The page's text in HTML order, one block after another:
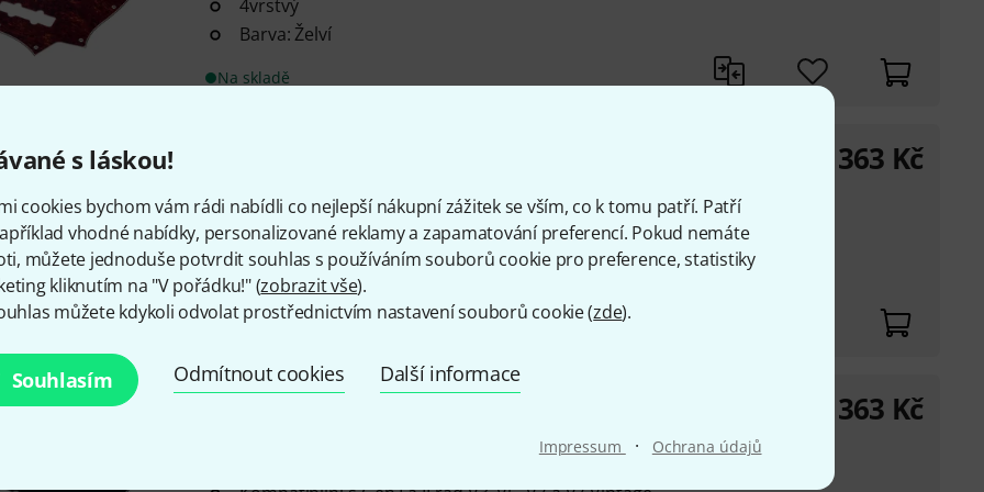
s láskou!
cookies bychom vám rádi nabídli co nejlepší nákupní zážitek se vším, co k tomu patří. Patří
vhodné nabídky, personalizované reklamy a zapamatování preferencí. Pokud nemáte
můžete jednoduše potvrdit souhlas s používáním souborů cookie pro preference, statistiky
kliknutím na "V pořádku!" (zobrazit vše).
můžete kdykoli odvolat prostřednictvím nastavení souborů cookie (zde).
Souhlasím Odmítnout cookies Další informace
Impressum · Ochrana údajů
4vrstvý
Barva: Želví
Na skladě
Vhodné pro 4strunné modely Marcus Miller Gen I a II
z řady V3, V5, V7 a V7 Vintage.
3vrstvý
Barva: Vintage bílá
Na skladě ca. do 1 týdne
363 Kč
363 Kč